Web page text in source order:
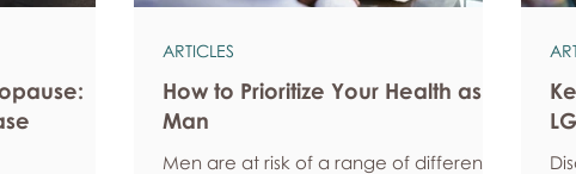
How to Prioritize Your Health as a
Man
Men are at risk of a range of different
ARTICLES